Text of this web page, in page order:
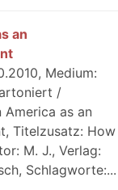
an
Medium:
/
as an
Titelzusatz: How
M. J., Verlag:
Schlagworte:...